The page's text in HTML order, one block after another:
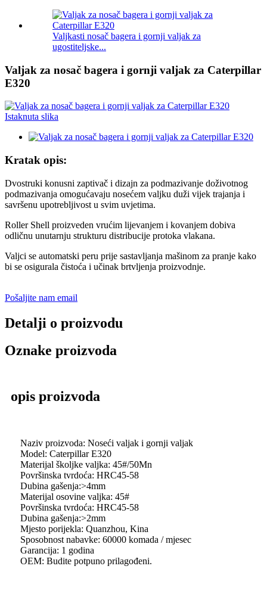
Valjkasti nosač bagera i gornji valjak za
ugostiteljske...
Valjak za nosač bagera i gornji valjak za Caterpillar
E320
Kratak opis:
Dvostruki konusni zaptivač i dizajn za podmazivanje doživotnog
podmazivanja omogućavaju nosećem valjku duži vijek trajanja i
savršenu upotrebljivost u svim uvjetima.
Roller Shell proizveden vrućim lijevanjem i kovanjem dobiva
odličnu unutarnju strukturu distribucije protoka vlakana.
Valjci se automatski peru prije sastavljanja mašinom za pranje kako
bi se osigurala čistoća i učinak brtvljenja proizvodnje.
Pošaljite nam email
Detalji o proizvodu
Oznake proizvoda
opis proizvoda
Naziv proizvoda: Noseći valjak i gornji valjak
Model: Caterpillar E320
Materijal školjke valjka: 45#/50Mn
Površinska tvrdoća: HRC45-58
Dubina gašenja:>4mm
Materijal osovine valjka: 45#
Površinska tvrdoća: HRC45-58
Dubina gašenja:>2mm
Mjesto porijekla: Quanzhou, Kina
Sposobnost nabavke: 60000 komada / mjesec
Garancija: 1 godina
OEM: Budite potpuno prilagođeni.